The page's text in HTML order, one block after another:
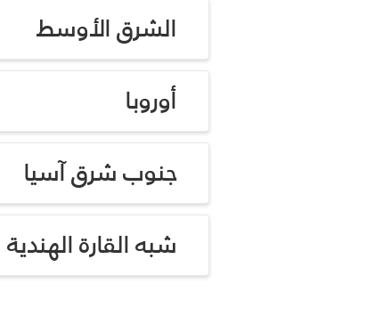
الشرق الأوسط
أوروبا
جنوب شرق آسيا
شبه القارة الهندية